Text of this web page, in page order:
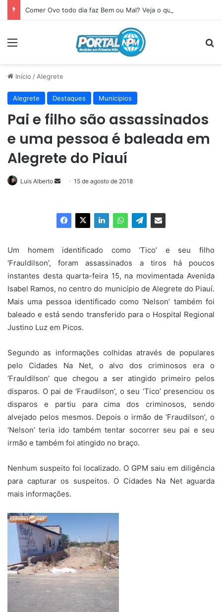
Início / Alegrete
Alegrete Destaques Municípios
Pai e filho são assassinados
e uma pessoa é baleada em
Alegrete do Piauí
Luis Alberto
Mande
mail
15 de agosto de 2018
Um homem identificado como ‘Tico’ e seu filho
‘Frauldilson’, foram assassinados a tiros há poucos
instantes desta quarta-feira 15, na movimentada Avenida
Isabel Ramos, no centro do município de Alegrete do Piauí.
Mais uma pessoa identificado como ‘Nelson’ também foi
baleado e está sendo transferido para o Hospital Regional
Justino Luz em Picos.
Segundo as informações colhidas através de populares
pelo Cidades Na Net, o alvo dos criminosos era o
‘Frauldilson’ que chegou a ser atingido primeiro pelos
disparos. O pai de ‘Fraudilson’, o seu ‘Tico’ presenciou os
disparos e partiu para cima dos criminosos, sendo
alvejado pelos mesmos. Depois o irmão de ‘Fraudilson’, o
‘Nelson’ teria ido também tentar socorrer seu pai e seu
irmão e também foi atingido no braço.
Nenhum suspeito foi localizado. O GPM saiu em diligência
para capturar os suspeitos. O Cidades Na Net aguarda
mais informações.